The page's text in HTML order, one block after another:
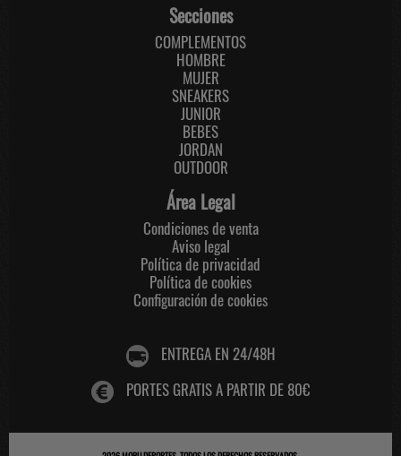
Secciones
COMPLEMENTOS
HOMBRE
MUJER
SNEAKERS
JUNIOR
BEBES
JORDAN
OUTDOOR
Área Legal
Condiciones de venta
Aviso legal
Política de privacidad
Política de cookies
Configuración de cookies
ENTREGA EN 24/48H
PORTES GRATIS A PARTIR DE 80€